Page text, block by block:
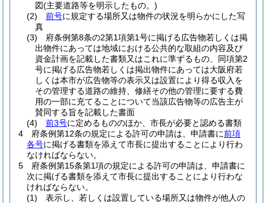
図(主要道路等を明示したもの。)
(2)
前号に規定する場所又は物件の状況を明らかにした写
真
(3)
府条例第8条の2第1項第1号に掲げる広告物若しくは掲
出物件にあっては地域における公共的な取組の内容及び
資金計画を記載した書類又はこれに準ずるもの、同項第2
号に掲げる広告物若しくは掲出物件にあっては大阪府若
しくは本市が広告物等の表示又は設置により得る収入を
その管理する道路の維持、修繕その他の管理に要する費
用の一部に充てることについて当該広告物等の広告主が
賛同する旨を記載した書面
(4)
前3号に定めるもののほか、市長が必要と認める書類
4
府条例第12条の規定による許可の申請は、申請書に前項
各号に掲げる書類を添えて市長に提出することにより行わ
なければならない。
5
府条例第15条第1項の規定による許可の申請は、申請書に
次に掲げる書類を添えて市長に提出することにより行わな
ければならない。
(1)
表示し、若しくは設置している場所又は物件が他人の